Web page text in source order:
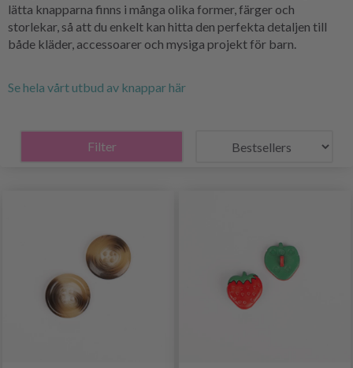
lätta knapparna finns i många olika former, färger och
storlekar, så att du enkelt kan hitta den perfekta detaljen till
både kläder, accessoarer och mysiga projekt för barn.
Se hela vårt utbud av knappar här
Filter